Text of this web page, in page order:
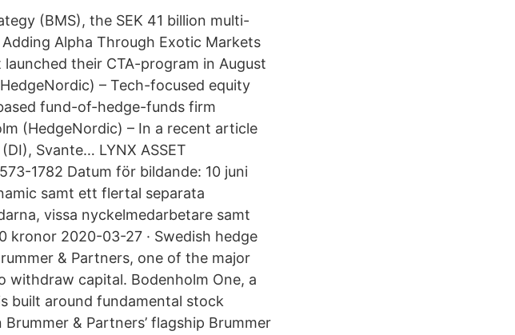
(BMS), the SEK 41 billion multi-
Alpha Through Exotic Markets
their CTA-program in August
– Tech-focused equity
fund-of-hedge-funds firm
(HedgeNordic) – In a recent article
Svante… LYNX ASSET
1782 Datum för bildande: 10 juni
samt ett flertal separata
vissa nyckelmedarbetare samt
kronor 2020-03-27 · Swedish hedge
& Partners, one of the major
withdraw capital. Bodenholm One, a
built around fundamental stock
& Partners’ flagship Brummer